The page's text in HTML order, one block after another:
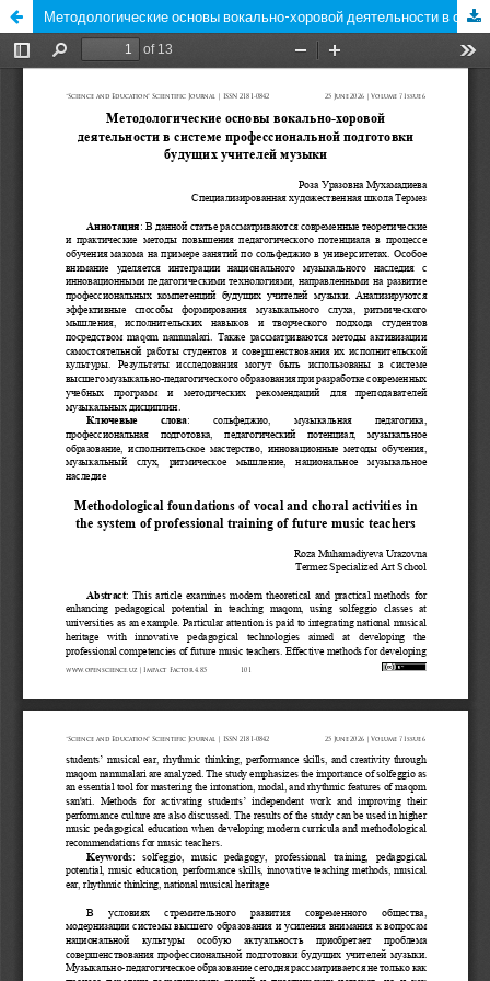
Методологические основы вокально-хоровой деятельности в системе профессиональной подготовки будущих учителей музыки